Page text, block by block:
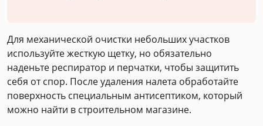
Для механической очистки небольших участков
используйте жесткую щетку, но обязательно
наденьте респиратор и перчатки, чтобы защитить
себя от спор. После удаления налета обработайте
поверхность специальным антисептиком, который
можно найти в строительном магазине.